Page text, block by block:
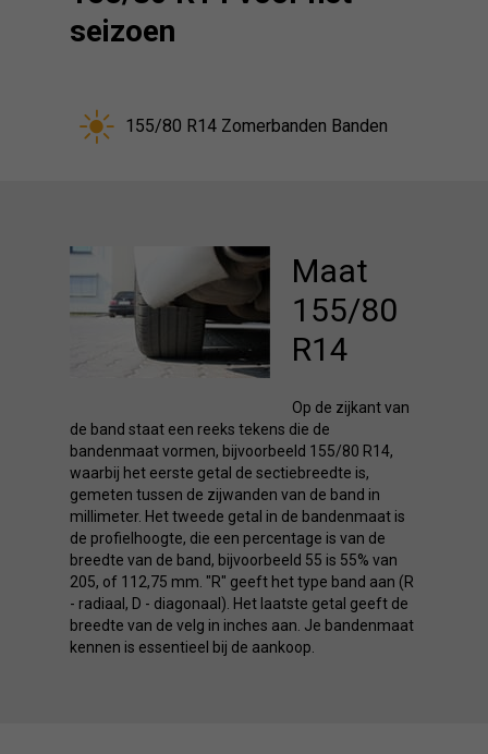
seizoen
155/80 R14 Zomerbanden Banden
Maat
155/80
R14
Op de zijkant van
de band staat een reeks tekens die de
bandenmaat vormen, bijvoorbeeld 155/80 R14,
waarbij het eerste getal de sectiebreedte is,
gemeten tussen de zijwanden van de band in
millimeter. Het tweede getal in de bandenmaat is
de profielhoogte, die een percentage is van de
breedte van de band, bijvoorbeeld 55 is 55% van
205, of 112,75 mm. "R" geeft het type band aan (R
- radiaal, D - diagonaal). Het laatste getal geeft de
breedte van de velg in inches aan. Je bandenmaat
kennen is essentieel bij de aankoop.